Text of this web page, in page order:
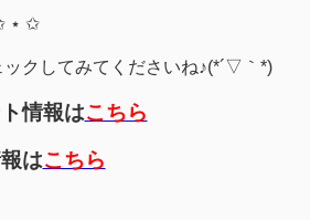
⋆ ✩
ックしてみてくださいね♪(*´▽｀*)
情報はこちら
はこちら